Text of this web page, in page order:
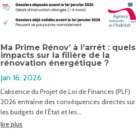
Ma Prime Rénov’ à l’arrêt : quels
impacts sur la filière de la
rénovation énergétique ?
Jan 16, 2026
L’absence du Projet de Loi de Finances (PLF)
2026 entraîne des conséquences directes sur
les budgets de l’État et les...
lire plus